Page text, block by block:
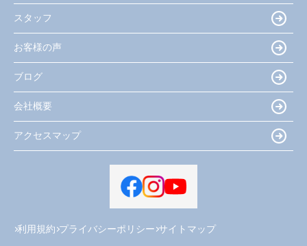
スタッフ
お客様の声
ブログ
会社概要
アクセスマップ
利用規約 プライバシーポリシー サイトマップ